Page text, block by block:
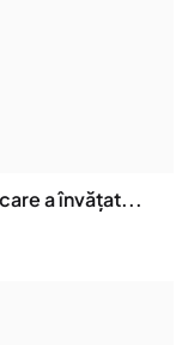
a învățat...